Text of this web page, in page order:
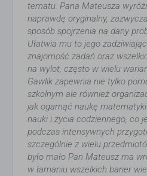
tematu. Pana Mateusza
naprawdę oryginalny,
sposób spojrzenia na dany
Ułatwia mu to jego
znajomość zadań oraz
na wylot, często w wielu
Gawlik zapewnia nie tylko
szkolnym ale również
jak ogarnąć naukę
nauki i życia codziennego, co
podczas intensywnych
szczególnie z wielu
było mało Pan Mateusz ma
w łamaniu wszelkich barier